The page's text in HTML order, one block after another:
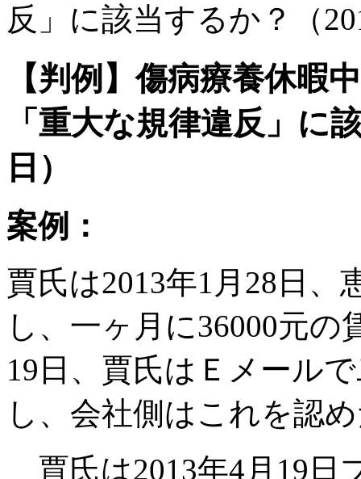
反」に該当するか？（
【判例】傷病療養休暇
「重大な規律違反」に
日）
案例：
賈氏は2013年1月28日
し、一ヶ月に36000元の
19日、賈氏はＥメール
し、会社側はこれを認
賈氏は2013年4月19